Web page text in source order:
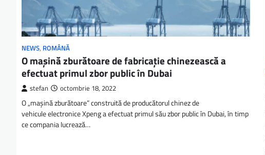
NEWS, ROMÂNĂ
O mașină zburătoare de fabricație chinezească a
efectuat primul zbor public în Dubai
stefan octombrie 18, 2022
O „mașină zburătoare” construită de producătorul chinez de
vehicule electronice Xpeng a efectuat primul său zbor public în Dubai, în timp
ce compania lucrează…